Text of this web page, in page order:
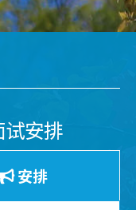
试安排
安排